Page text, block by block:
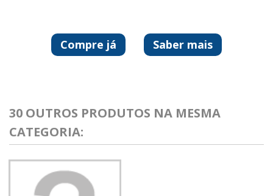
Saber mais
Compre já
30 OUTROS PRODUTOS NA MESMA
CATEGORIA: